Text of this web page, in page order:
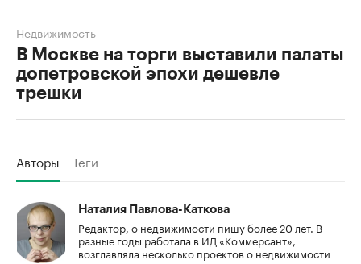
В Москве на торги выставили палаты
допетровской эпохи дешевле
трешки
Недвижимость
Авторы Теги
Наталия Павлова-Каткова
Редактор, о недвижимости пишу более 20 лет. В
разные годы работала в ИД «Коммерсант»,
возглавляла несколько проектов о недвижимости